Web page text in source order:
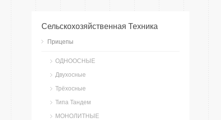
Сельскохозяйственная Техника
Прицепы
ОДНООСНЫЕ
Двухосные
Трёхосные
Типа Тандем
МОНОЛИТНЫЕ